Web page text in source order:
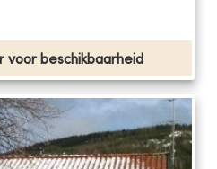
voor beschikbaarheid